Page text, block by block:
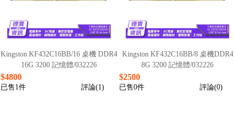
Kingston KF432C16BB/16 桌機 DDR4
16G 3200 記憶體/032226
$4800
已售1件 評論(1)
Kingston KF432C16BB/8 桌機DDR4
8G 3200 記憶體/032226
$2500
已售0件 評論(0)